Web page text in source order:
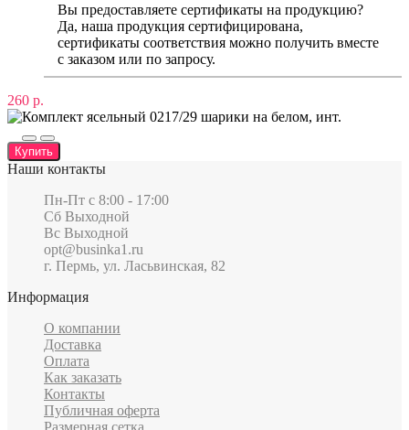
Вы предоставляете сертификаты на продукцию?
Да, наша продукция сертифицирована,
сертификаты соответствия можно получить вместе
с заказом или по запросу.
260 р.
Купить
Наши контакты
Пн-Пт c 8:00 - 17:00
Сб Выходной
Вс Выходной
opt@businka1.ru
г. Пермь, ул. Ласьвинская, 82
Информация
О компании
Доставка
Оплата
Как заказать
Контакты
Публичная оферта